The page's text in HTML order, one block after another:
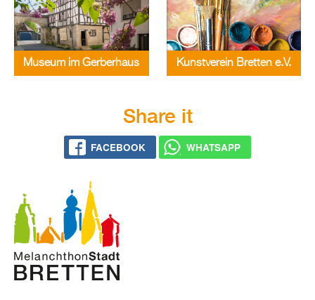
Mu­se­um im Ger­ber­haus Kunst­ver­ein Brett­en e.V.
Share it
FACE­BOOK WHATS­APP